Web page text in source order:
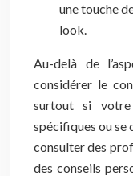
une touche
look.
Au-delà de
considérer le
surtout si votre
spécifiques ou se
consulter des
des conseils